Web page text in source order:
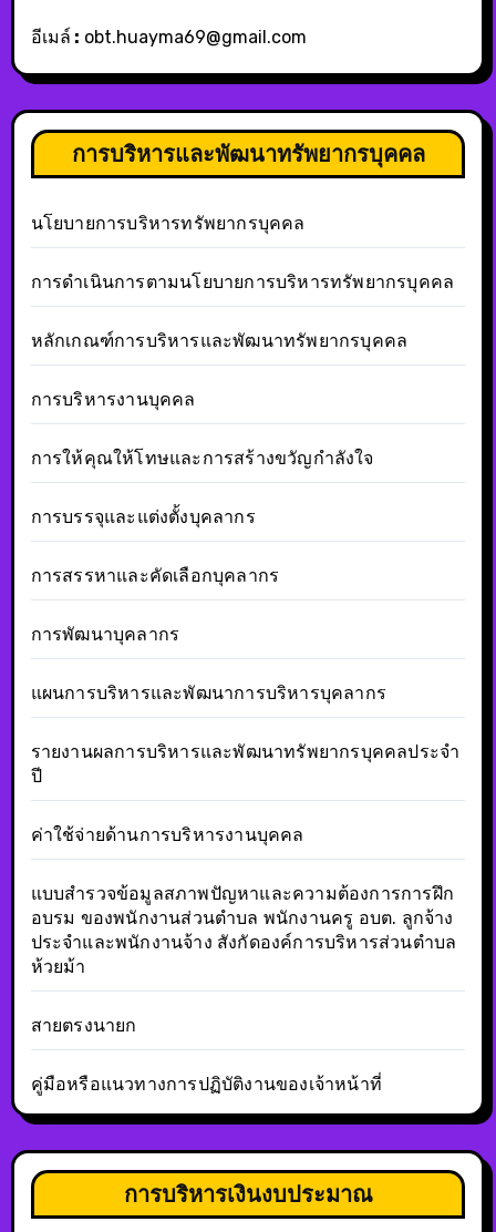
อีเมล์ : obt.huayma69@gmail.com
การบริหารและพัฒนาทรัพยากรบุคคล
นโยบายการบริหารทรัพยากรบุคคล
การดำเนินการตามนโยบายการบริหารทรัพยากรบุคคล
หลักเกณฑ์การบริหารและพัฒนาทรัพยากรบุคคล
การบริหารงานบุคคล
การให้คุณให้โทษและการสร้างขวัญกำลังใจ
การบรรจุและแต่งตั้งบุคลากร
การสรรหาและคัดเลือกบุคลากร
การพัฒนาบุคลากร
แผนการบริหารและพัฒนาการบริหารบุคลากร
รายงานผลการบริหารและพัฒนาทรัพยากรบุคคลประจำ
ปี
ค่าใช้จ่ายด้านการบริหารงานบุคคล
แบบสำรวจข้อมูลสภาพปัญหาและความต้องการการฝึก
อบรม ของพนักงานส่วนตำบล พนักงานครู อบต. ลูกจ้าง
ประจำและพนักงานจ้าง สังกัดองค์การบริหารส่วนตำบล
ห้วยม้า
สายตรงนายก
คู่มือหรือแนวทางการปฏิบัติงานของเจ้าหน้าที่
การบริหารเงินงบประมาณ